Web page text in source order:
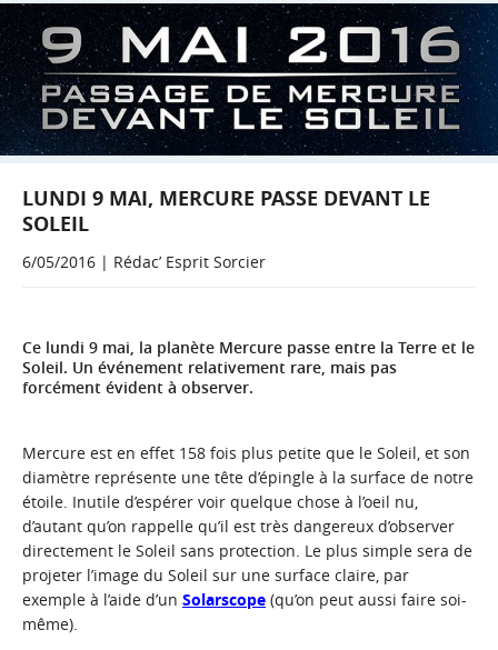
LUNDI 9 MAI, MERCURE PASSE DEVANT LE
SOLEIL
6/05/2016 | Rédac’ Esprit Sorcier
Ce lundi 9 mai, la planète Mercure passe entre la Terre et le
Soleil. Un événement relativement rare, mais pas
forcément évident à observer.
Mercure est en effet 158 fois plus petite que le Soleil, et son
diamètre représente une tête d’épingle à la surface de notre
étoile. Inutile d’espérer voir quelque chose à l’oeil nu,
d’autant qu’on rappelle qu’il est très dangereux d’observer
directement le Soleil sans protection. Le plus simple sera de
projeter l’image du Soleil sur une surface claire, par
exemple à l’aide d’un Solarscope (qu’on peut aussi faire soi-
même).